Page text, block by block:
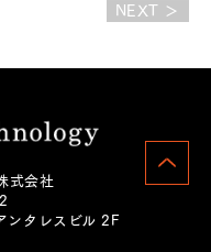
NEXT ＞
式会社
ンタレスビル 2F